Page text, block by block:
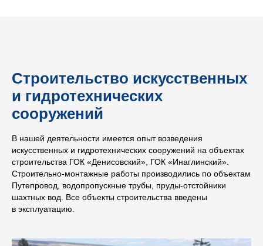
Строительство искусственных
и гидротехнических
сооружений
В нашей деятельности имеется опыт возведения
искусственных и гидротехнических сооружений на объектах
строительства ГОК «Денисовский», ГОК «Инаглинский».
Строительно-монтажные работы производились по объектам
Путепровод, водопропускные трубы, пруды-отстойники
шахтных вод. Все объекты строительства введены
в эксплуатацию.